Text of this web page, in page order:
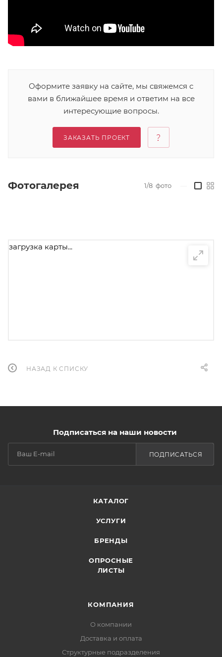
Оформите заявку на сайте, мы свяжемся с
вами в ближайшее время и ответим на все
интересующие вопросы.
ЗАКАЗАТЬ ПРОЕКТ
Фотогалерея 1/8 фото
загрузка карты...
НАЗАД К СПИСКУ
Подписаться на наши новости
ПОДПИСАТЬСЯ
КАТАЛОГ
УСЛУГИ
БРЕНДЫ
ОПРОСНЫЕ
ЛИСТЫ
КОМПАНИЯ
О компании
Доставка и оплата
Структурные подразделения